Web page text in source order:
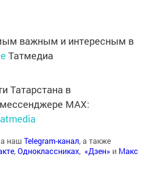
важным и интересным в
Татмедиа
Татарстана в
MАХ:
наш Telegram-канал, а также
,Одноклассниках, «Дзен» и Макс